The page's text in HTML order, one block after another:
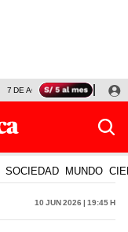
7 DE AGOSTO OLLANTA
SOCIEDAD MUNDO
10 Jun 2026 | 19:45 h